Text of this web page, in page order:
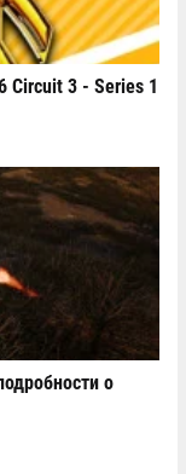
Circuit 3 - Series 1
о